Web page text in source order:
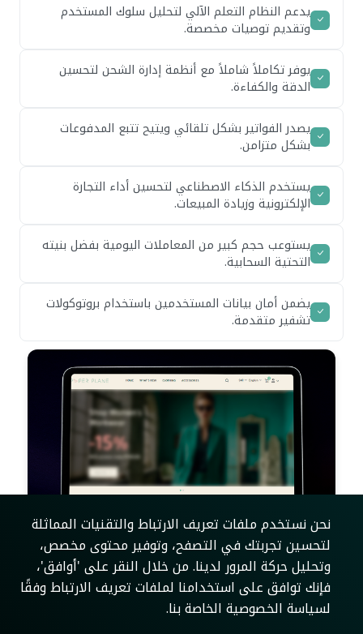
يدعم النظام التعلم الآلي لتحليل سلوك المستخدم
وتقديم توصيات مخصصة.
يوفر تكاملاً شاملاً مع أنظمة إدارة الشحن لتحسين
الدقة والكفاءة.
يصدر الفواتير بشكل تلقائي ويتيح تتبع المدفوعات
بشكل متزامن.
يستخدم الذكاء الاصطناعي لتحسين أداء التجارة
الإلكترونية وزيادة المبيعات.
يستوعب حجم كبير من المعاملات اليومية بفضل بنيته
التحتية السحابية.
يضمن أمان بيانات المستخدمين باستخدام بروتوكولات
تشفير متقدمة.
نحن نستخدم ملفات تعريف الارتباط والتقنيات المماثلة
لتحسين تجربتك في التصفح، وتوفير محتوى مخصص،
وتحليل حركة المرور لدينا. من خلال النقر على 'أوافق'،
فإنك توافق على استخدامنا لملفات تعريف الارتباط وفقًا
لسياسة الخصوصية الخاصة بنا.